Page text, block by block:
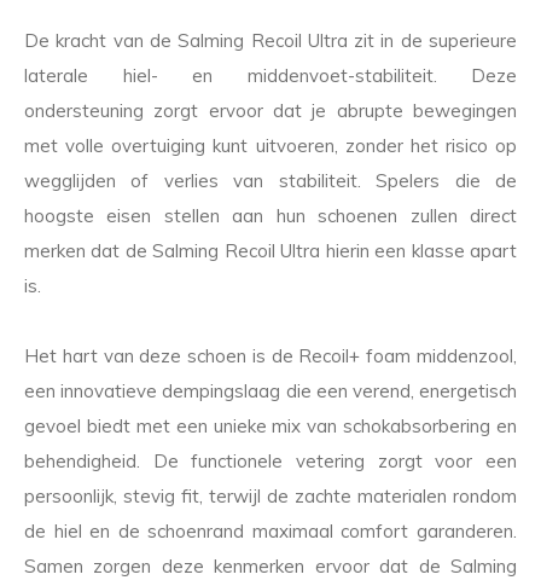
De kracht van de Salming Recoil Ultra zit in de superieure
laterale hiel- en middenvoet-stabiliteit. Deze
ondersteuning zorgt ervoor dat je abrupte bewegingen
met volle overtuiging kunt uitvoeren, zonder het risico op
wegglijden of verlies van stabiliteit. Spelers die de
hoogste eisen stellen aan hun schoenen zullen direct
merken dat de Salming Recoil Ultra hierin een klasse apart
is.
Het hart van deze schoen is de Recoil+ foam middenzool,
een innovatieve dempingslaag die een verend, energetisch
gevoel biedt met een unieke mix van schokabsorbering en
behendigheid. De functionele vetering zorgt voor een
persoonlijk, stevig fit, terwijl de zachte materialen rondom
de hiel en de schoenrand maximaal comfort garanderen.
Samen zorgen deze kenmerken ervoor dat de Salming